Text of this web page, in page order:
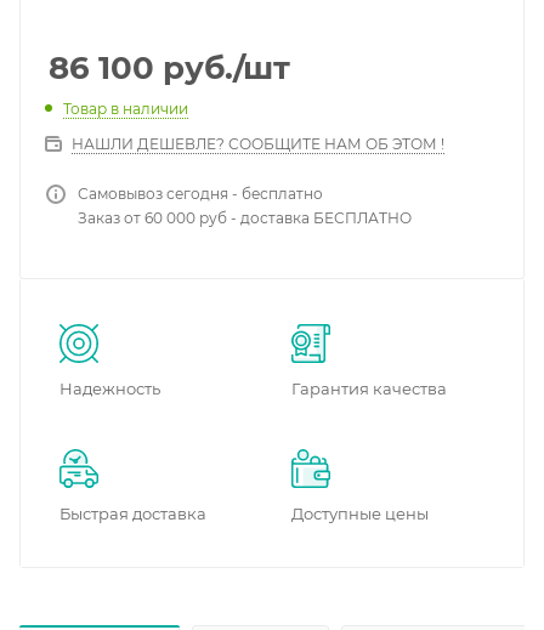
86 100 руб./шт
Товар в наличии
НАШЛИ ДЕШЕВЛЕ? СООБЩИТЕ НАМ ОБ ЭТОМ !
Самовывоз сегодня - бесплатно
Заказ от 60 000 руб - доставка БЕСПЛАТНО
Надежность Гарантия качества
Быстрая доставка Доступные цены